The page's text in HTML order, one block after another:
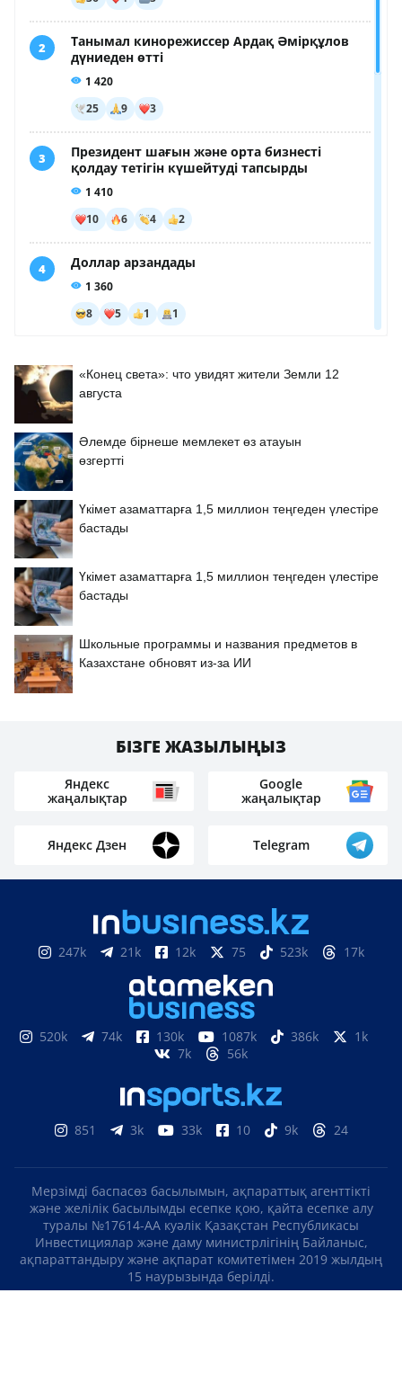
«Конец света»: что увидят жители Земли 12
августа
Әлемде бірнеше мемлекет өз атауын
өзгертті
Үкімет азаматтарға 1,5 миллион теңгеден үлестіре
бастады
Үкімет азаматтарға 1,5 миллион теңгеден үлестіре
бастады
Школьные программы и названия предметов в
Казахстане обновят из-за ИИ
БІЗГЕ ЖАЗЫЛЫҢЫЗ
Яндекс
жаңалықтар
Google
жаңалықтар
Яндекс Дзен Telegram
247k 21k 12k 75 523k 17k
520k 74k 130k 1087k 386k
1k
7k
56k
851 3k 33k 10 9k 24
Мерзімді баспасөз басылымын, ақпараттық агенттікті
және желілік басылымды есепке қою, қайта есепке алу
туралы №17614-АА куәлік Қазақстан Республикасы
Инвестициялар және даму министрлігінің Байланыс,
ақпараттандыру және ақпарат комитетімен 2019 жылдың
15 наурызында берілді.